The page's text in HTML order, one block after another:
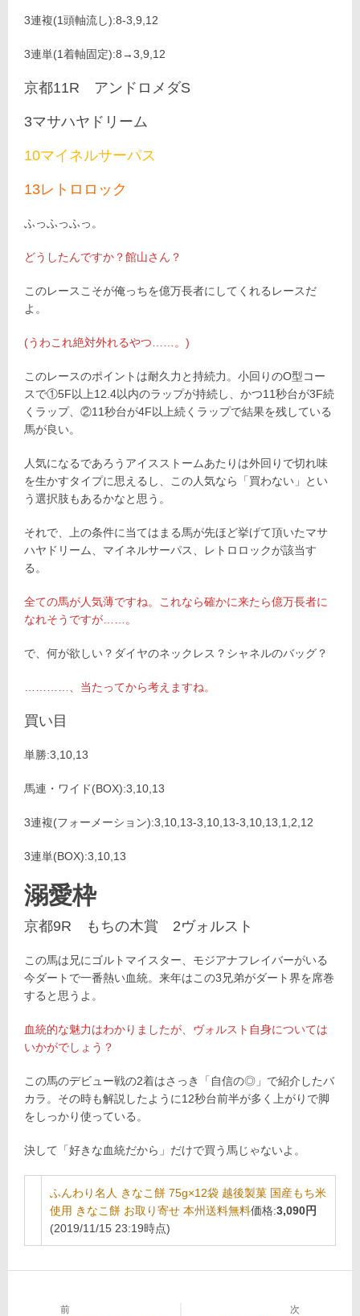
3連複(1頭軸流し):8-3,9,12
3連単(1着軸固定):8→3,9,12
京都11R アンドロメダS
3マサハヤドリーム
10マイネルサーパス
13レトロロック
ふっふっふっ。
どうしたんですか？館山さん？
このレースこそが俺っちを億万長者にしてくれるレースだ
よ。
(うわこれ絶対外れるやつ……。)
このレースのポイントは耐久力と持続力。小回りのO型コー
スで①5F以上12.4以内のラップが持続し、かつ11秒台が3F続
くラップ、②11秒台が4F以上続くラップで結果を残している
馬が良い。
人気になるであろうアイスストームあたりは外回りで切れ味
を生かすタイプに思えるし、この人気なら「買わない」とい
う選択肢もあるかなと思う。
それで、上の条件に当てはまる馬が先ほど挙げて頂いたマサ
ハヤドリーム、マイネルサーパス、レトロロックが該当す
る。
全ての馬が人気薄ですね。これなら確かに来たら億万長者に
なれそうですが……。
で、何が欲しい？ダイヤのネックレス？シャネルのバッグ？
…………、当たってから考えますね。
買い目
単勝:3,10,13
馬連・ワイド(BOX):3,10,13
3連複(フォーメーション):3,10,13-3,10,13-3,10,13,1,2,12
3連単(BOX):3,10,13
溺愛枠
京都9R もちの木賞 2ヴォルスト
この馬は兄にゴルトマイスター、モジアナフレイバーがいる
今ダートで一番熱い血統。来年はこの3兄弟がダート界を席巻
すると思うよ。
血統的な魅力はわかりましたが、ヴォルスト自身については
いかがでしょう？
この馬のデビュー戦の2着はさっき「自信の◎」で紹介したバ
カラ。その時も解説したように12秒台前半が多く上がりで脚
をしっかり使っている。
決して「好きな血統だから」だけで買う馬じゃないよ。
ふんわり名人 きなこ餅 75g×12袋 越後製菓 国産もち米
使用 きなこ餅 お取り寄せ 本州送料無料価格:3,090円
(2019/11/15 23:19時点)
前 次